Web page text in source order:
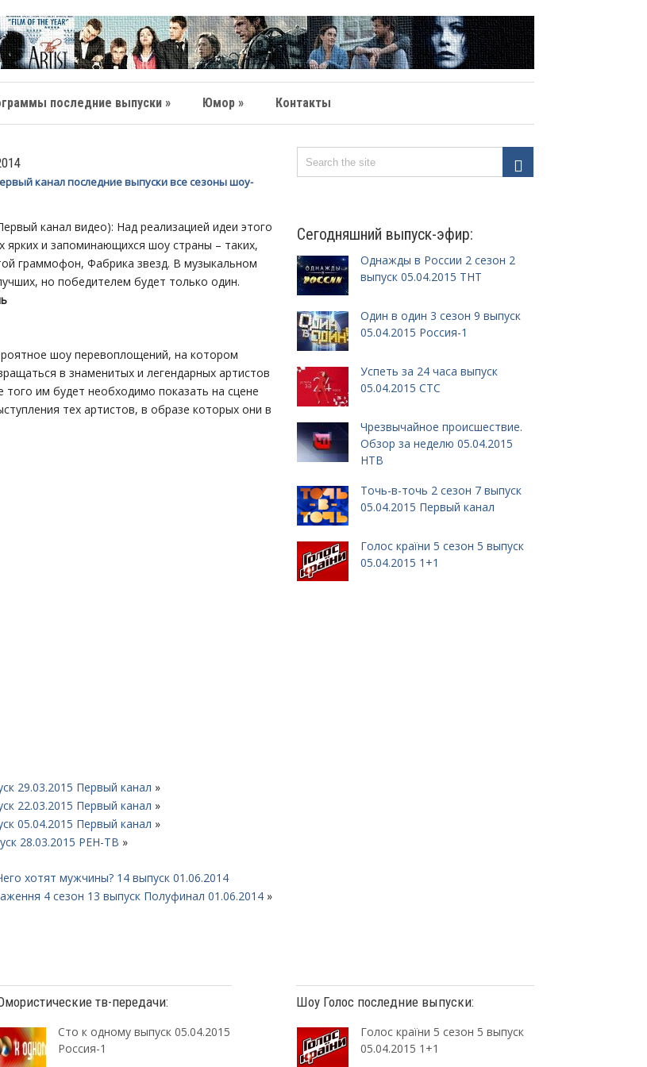
последние выпуски » Юмор » Контакты
канал последние выпуски все сезоны шоу-
канал видео): Над реализацией идеи этого
ярких и запоминающихся шоу страны – таких,
граммофон, Фабрика звезд. В музыкальном
но победителем будет только один.
шоу перевоплощений, на котором
в знаменитых и легендарных артистов
им будет необходимо показать на сцене
тех артистов, в образе которых они в
29.03.2015 Первый канал »
22.03.2015 Первый канал »
05.04.2015 Первый канал »
28.03.2015 РЕН-ТВ »
хотят мужчины? 14 выпуск 01.06.2014
4 сезон 13 выпуск Полуфинал 01.06.2014 »
Сегодняшний выпуск-эфир:
Однажды в России 2 сезон 2
выпуск 05.04.2015 ТНТ
Один в один 3 сезон 9 выпуск
05.04.2015 Россия-1
Успеть за 24 часа выпуск
05.04.2015 СТС
Чрезвычайное происшествие.
Обзор за неделю 05.04.2015
НТВ
Точь-в-точь 2 сезон 7 выпуск
05.04.2015 Первый канал
Голос країни 5 сезон 5 выпуск
05.04.2015 1+1
тв-передачи:
Сто к одному выпуск 05.04.2015
Россия-1
Шоу Голос последние выпуски:
Голос країни 5 сезон 5 выпуск
05.04.2015 1+1